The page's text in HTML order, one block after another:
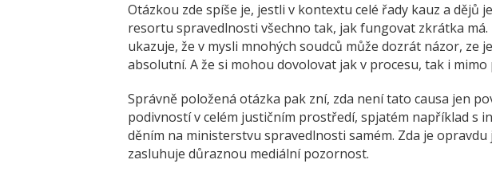
Otázkou zde spíše je, jestli v kontextu celé řady kauz a dějů
resortu spravedlnosti všechno tak, jak fungovat zkrátka
ukazuje, že v mysli mnohých soudců může dozrát názor, ze
absolutní. A že si mohou dovolovat jak v procesu, tak i mimo
Správně položená otázka pak zní, zda není tato causa jen
podivností v celém justičním prostředí, spjatém například s
děním na ministerstvu spravedlnosti samém. Zda je
zasluhuje důraznou mediální pozornost.